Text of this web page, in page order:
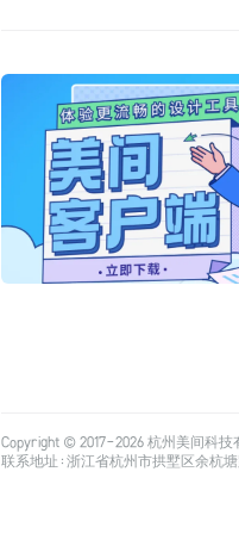
Copyright © 2017-2026杭州美间科技
联系地址：浙江省杭州市拱墅区余杭